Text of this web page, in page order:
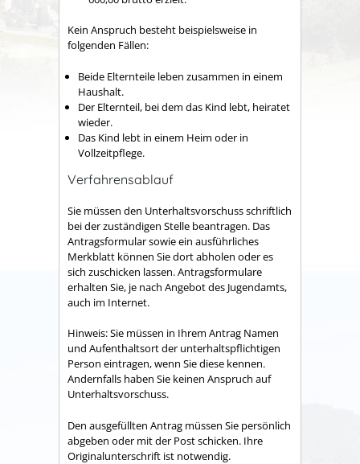
Kein Anspruch besteht beispielsweise in
folgenden Fällen:
Beide Elternteile leben zusammen in einem
Haushalt.
Der Elternteil, bei dem das Kind lebt, heiratet
wieder.
Das Kind lebt in einem Heim oder in
Vollzeitpflege.
Verfahrensablauf
Sie müssen den Unterhaltsvorschuss schriftlich
bei der zuständigen Stelle beantragen. Das
Antragsformular sowie ein ausführliches
Merkblatt können Sie dort abholen oder es
sich zuschicken lassen. Antragsformulare
erhalten Sie, je nach Angebot des Jugendamts,
auch im Internet.
Hinweis:Sie müssen in Ihrem Antrag Namen
und Aufenthaltsort der unterhaltspflichtigen
Person eintragen, wenn Sie diese kennen.
Andernfalls haben Sie keinen Anspruch auf
Unterhaltsvorschuss.
Den ausgefüllten Antrag müssen Sie persönlich
abgeben oder mit der Post schicken. Ihre
Originalunterschrift ist notwendig.